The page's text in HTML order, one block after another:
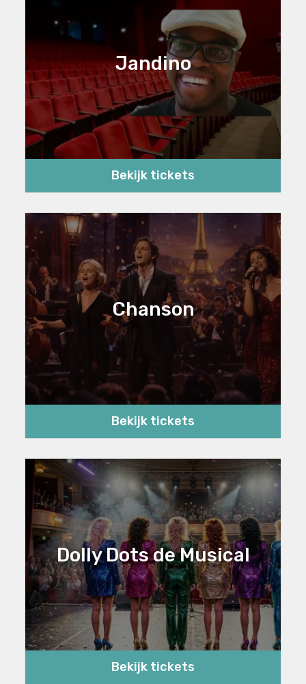
Jandino
Bekijk tickets
Chanson
Bekijk tickets
Dolly Dots de Musical
Bekijk tickets